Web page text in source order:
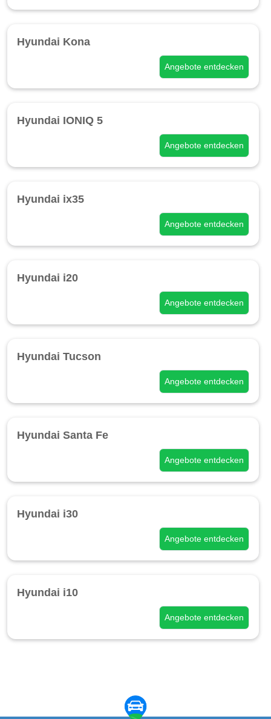
Hyundai Kona
Angebote entdecken
Hyundai IONIQ 5
Angebote entdecken
Hyundai ix35
Angebote entdecken
Hyundai i20
Angebote entdecken
Hyundai Tucson
Angebote entdecken
Hyundai Santa Fe
Angebote entdecken
Hyundai i30
Angebote entdecken
Hyundai i10
Angebote entdecken